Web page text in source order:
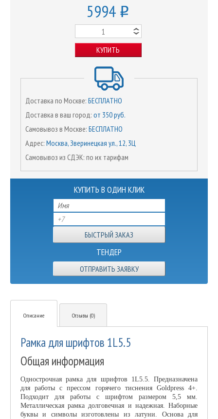
5994 o
КУПИТЬ
Доставка по Москве: БЕСПЛАТНО
Доставка в ваш город: от 350 руб.
Самовывоз в Москве: БЕСПЛАТНО
Адрес: Москва, Зверинецкая ул., 12, 3Ц
Самовывоз из СДЭК: по их тарифам
КУПИТЬ В ОДИН КЛИК
ТЕНДЕР
ОТПРАВИТЬ ЗАЯВКУ
Описание Отзывы (0)
Рамка для шрифтов 1L5.5
Общая информация
Однострочная рамка для шрифтов 1L5.5. Предназначена
для работы с прессом горячего тиснения Goldpress 4+.
Подходит для работы с шрифтом размером 5,5 мм.
Металлическая рамка долговечная и надежная. Наборные
буквы и символы изготовлены из латуни. Основа для